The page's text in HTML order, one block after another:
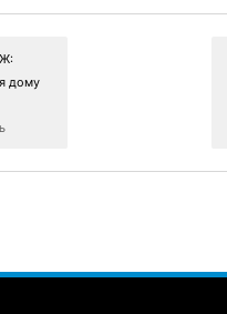
дому